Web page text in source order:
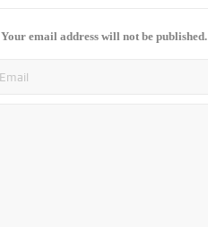
Your email address will not be published.